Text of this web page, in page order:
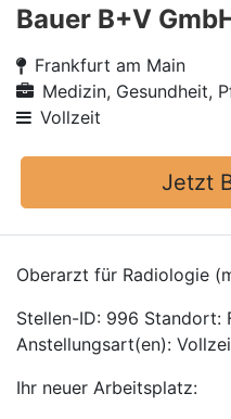
Bauer B+V
Frankfurt am Main
Medizin, Gesundheit,
Vollzeit
Jetzt
Oberarzt für Radiologie
Stellen-ID: 996 Standort:
Anstellungsart(en):
Ihr neuer Arbeitsplatz: